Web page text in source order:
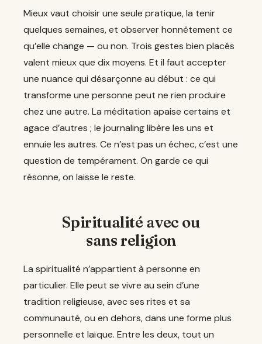
Mieux vaut choisir une seule pratique, la tenir
quelques semaines, et observer honnêtement ce
qu’elle change — ou non. Trois gestes bien placés
valent mieux que dix moyens. Et il faut accepter
une nuance qui désarçonne au début : ce qui
transforme une personne peut ne rien produire
chez une autre. La méditation apaise certains et
agace d’autres ; le journaling libère les uns et
ennuie les autres. Ce n’est pas un échec, c’est une
question de tempérament. On garde ce qui
résonne, on laisse le reste.
Spiritualité avec ou
sans religion
La spiritualité n’appartient à personne en
particulier. Elle peut se vivre au sein d’une
tradition religieuse, avec ses rites et sa
communauté, ou en dehors, dans une forme plus
personnelle et laïque. Entre les deux, tout un